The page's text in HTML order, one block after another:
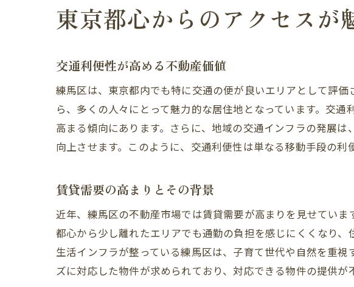
住みやす
健康志
新しいラ
練馬区の不動
東京都心からのアクセスが
交通利便性が高める不動産価値
練馬区は、東京都内でも特に交通の便が良いエリアとして評
ら、多くの人々にとって魅力的な居住地となっています。交
高まる傾向にあります。さらに、地域の交通インフラの発展
向上させます。このように、交通利便性は単なる移動手段の
賃貸需要の高まりとその背景
近年、練馬区の不動産市場では賃貸需要が高まりを見せていま
都心から少し離れたエリアでも通勤の負担を感じにくくなり
生活インフラが整っている練馬区は、子育て世代や自然を重
ズに対応した物件が求められており、対応できる物件の提供が